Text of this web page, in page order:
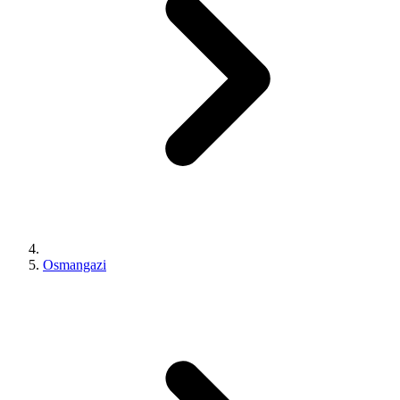
Osmangazi